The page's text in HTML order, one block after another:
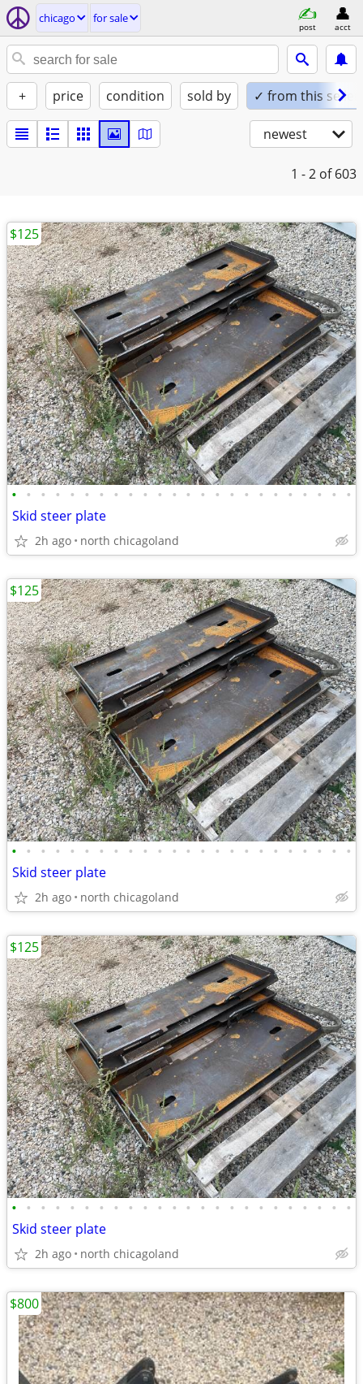
chicago for sale
post acct
+ price condition sold by ✓ from this seller
newest
1 - 2 of 603
• • • • • • • • • • • • • • • • • • • • • • • •
Skid steer plate
2h ago north chicagoland
$125
• • • • • • • • • • • • • • • • • • • • • • • •
Skid steer plate
2h ago north chicagoland
$125
• • • • • • • • • • • • • • • • • • • • • • • •
Skid steer plate
2h ago north chicagoland
$125
$800